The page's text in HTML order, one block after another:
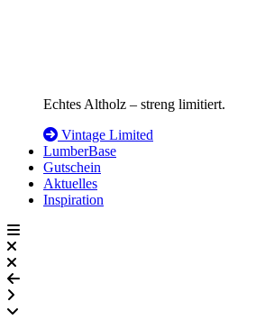
Echtes Altholz – streng limitiert.
Vintage Limited
LumberBase
Gutschein
Aktuelles
Inspiration